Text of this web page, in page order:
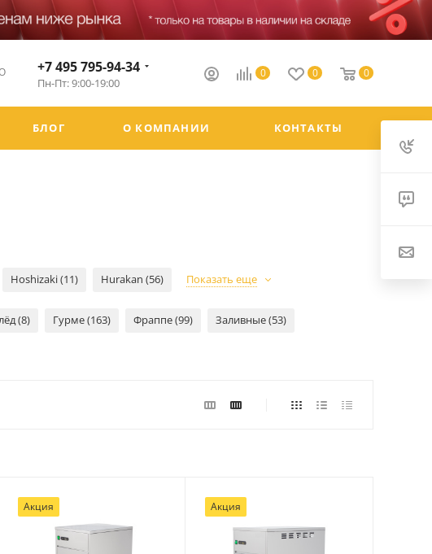
0 0 0
+7 495 795-94-34
Пн-Пт: 9:00-19:00
БЛОГ О КОМПАНИИ КОНТАКТЫ
Hoshizaki (11) Hurakan (56) Показать еще
(8) Гурме (163) Фраппе (99) Заливные (53)
Акция Акция